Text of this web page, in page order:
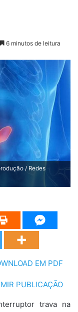
6 minutos de leitura
/ Redes
EM PDF
PUBLICAÇÃO
trava na